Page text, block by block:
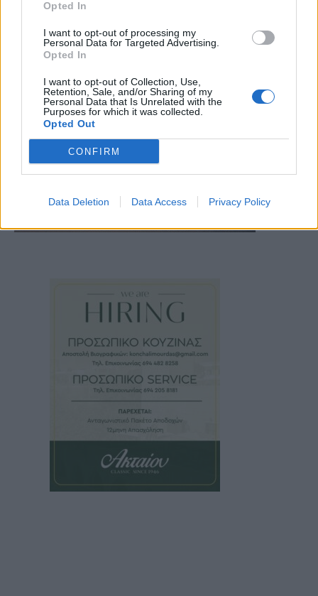
Opted In
I want to opt-out of processing my
Personal Data for Targeted Advertising.
Opted In
I want to opt-out of Collection, Use,
Retention, Sale, and/or Sharing of my
Personal Data that Is Unrelated with the
Purposes for which it was collected.
Opted Out
CONFIRM
Data Deletion Data Access Privacy Policy